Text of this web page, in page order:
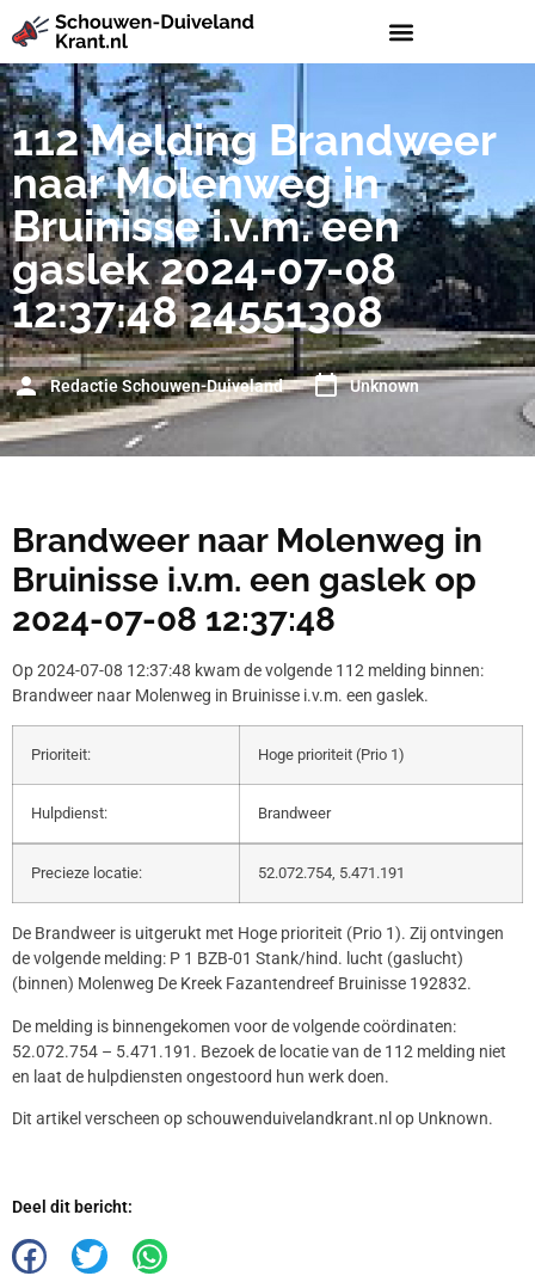
112 Melding Brandweer
naar Molenweg in
Bruinisse i.v.m. een
gaslek 2024-07-08
12:37:48 24551308
Redactie Schouwen-Duiveland Unknown
Brandweer naar Molenweg in
Bruinisse i.v.m. een gaslek op
2024-07-08 12:37:48
Op 2024-07-08 12:37:48 kwam de volgende 112 melding binnen:
Brandweer naar Molenweg in Bruinisse i.v.m. een gaslek.
Prioriteit: Hoge prioriteit (Prio 1)
Hulpdienst: Brandweer
Precieze locatie: 52.072.754, 5.471.191
De Brandweer is uitgerukt met Hoge prioriteit (Prio 1). Zij ontvingen
de volgende melding: P 1 BZB-01 Stank/hind. lucht (gaslucht)
(binnen) Molenweg De Kreek Fazantendreef Bruinisse 192832.
De melding is binnengekomen voor de volgende coördinaten:
52.072.754 – 5.471.191. Bezoek de locatie van de 112 melding niet
en laat de hulpdiensten ongestoord hun werk doen.
Dit artikel verscheen op schouwenduivelandkrant.nl op Unknown.
Deel dit bericht: